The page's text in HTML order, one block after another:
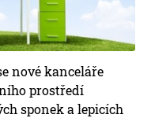
nové kanceláře
prostředí
sponek a lepicích